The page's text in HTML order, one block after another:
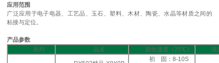
应用范围
广泛应用于电子电器、工艺品、玉石、塑料、木材、陶瓷、水晶等材质之间的
粘接与定位。
产品参数
系列
品名 固化速度（25℃） 强
初 固：8-10S